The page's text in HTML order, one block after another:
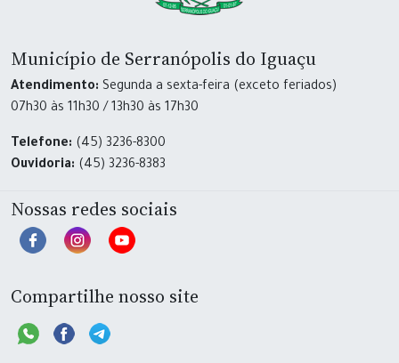
Município de Serranópolis do Iguaçu
Atendimento: Segunda a sexta-feira (exceto feriados)
07h30 às 11h30 / 13h30 às 17h30
Telefone: (45) 3236-8300
Ouvidoria: (45) 3236-8383
Nossas redes sociais
Compartilhe nosso site